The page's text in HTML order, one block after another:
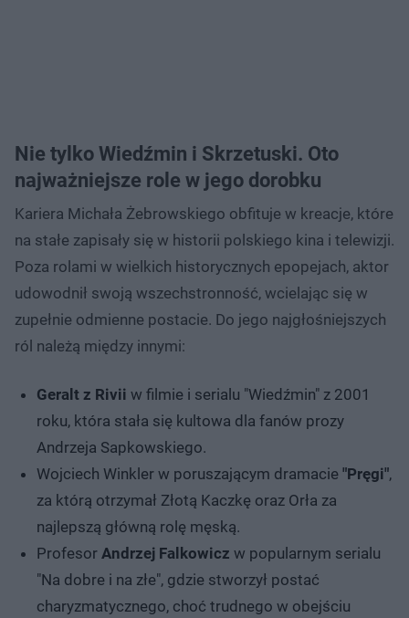
Nie tylko Wiedźmin i Skrzetuski. Oto
najważniejsze role w jego dorobku
Kariera Michała Żebrowskiego obfituje w kreacje, które
na stałe zapisały się w historii polskiego kina i telewizji.
Poza rolami w wielkich historycznych epopejach, aktor
udowodnił swoją wszechstronność, wcielając się w
zupełnie odmienne postacie. Do jego najgłośniejszych
ról należą między innymi:
Geralt z Rivii w filmie i serialu "Wiedźmin" z 2001
roku, która stała się kultowa dla fanów prozy
Andrzeja Sapkowskiego.
Wojciech Winkler w poruszającym dramacie "Pręgi",
za którą otrzymał Złotą Kaczkę oraz Orła za
najlepszą główną rolę męską.
Profesor Andrzej Falkowicz w popularnym serialu
"Na dobre i na złe", gdzie stworzył postać
charyzmatycznego, choć trudnego w obejściu